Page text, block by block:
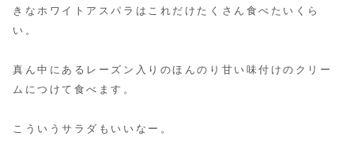
きなホワイトアスパラはこれだけたくさん食べたいくら
い。
真ん中にあるレーズン入りのほんのり甘い味付けのクリー
ムにつけて食べます。
こういうサラダもいいなー。